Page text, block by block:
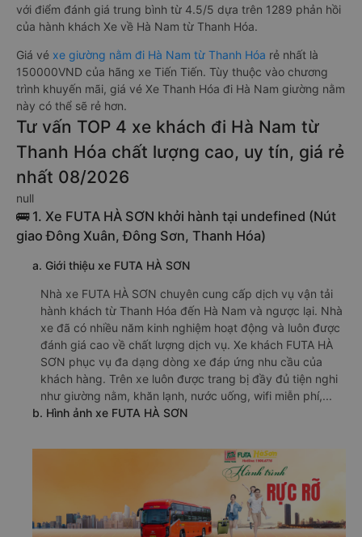
với điểm đánh giá trung bình từ 4.5/5 dựa trên 1289 phản hồi
của hành khách Xe về Hà Nam từ Thanh Hóa.
Giá vé xe giường nằm đi Hà Nam từ Thanh Hóa rẻ nhất là
150000VND của hãng xe Tiến Tiến. Tùy thuộc vào chương
trình khuyến mãi, giá vé Xe Thanh Hóa đi Hà Nam giường nằm
này có thể sẽ rẻ hơn.
Tư vấn TOP 4 xe khách đi Hà Nam từ
Thanh Hóa chất lượng cao, uy tín, giá rẻ
nhất 08/2026
null
🚌 1. Xe FUTA HÀ SƠN khởi hành tại undefined (Nút
giao Đông Xuân, Đông Sơn, Thanh Hóa)
a. Giới thiệu xe FUTA HÀ SƠN
Nhà xe FUTA HÀ SƠN chuyên cung cấp dịch vụ vận tải
hành khách từ Thanh Hóa đến Hà Nam và ngược lại. Nhà
xe đã có nhiều năm kinh nghiệm hoạt động và luôn được
đánh giá cao về chất lượng dịch vụ. Xe khách FUTA HÀ
SƠN phục vụ đa dạng dòng xe đáp ứng nhu cầu của
khách hàng. Trên xe luôn được trang bị đầy đủ tiện nghi
như giường nằm, khăn lạnh, nước uống, wifi miễn phí,...
b. Hình ảnh xe FUTA HÀ SƠN